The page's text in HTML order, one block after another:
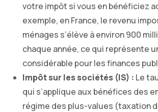
votre impôt si vous en bénéficiez
exemple, en France, le revenu
ménages s’élève à environ 900
chaque année, ce qui représente
considérable pour les finances
Impôt sur les sociétés (IS) : Le
qui s’applique aux bénéfices des
régime des plus-values (taxation